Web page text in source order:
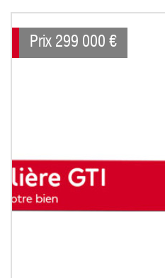
Prix 299 000 €